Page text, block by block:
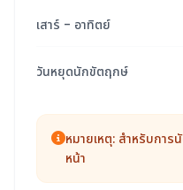
เสาร์ - อาทิตย์
วันหยุดนักขัตฤกษ์
หมายเหตุ: สำหรับกา
หน้า